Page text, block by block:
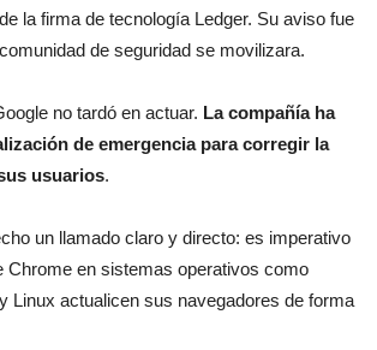
la firma de tecnología Ledger. Su aviso fue
de seguridad se movilizara.
no tardó en actuar. La compañía ha
de emergencia para corregir la
usuarios.
un llamado claro y directo: es imperativo
Chrome en sistemas operativos como
Linux actualicen sus navegadores de forma